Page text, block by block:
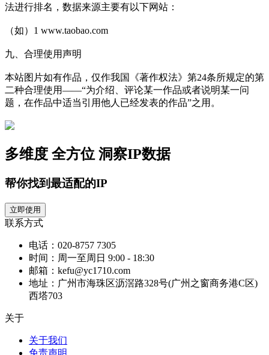
法进行排名，数据来源主要有以下网站：
（如）1 www.taobao.com
九、合理使用声明
本站图片如有作品，仅作我国《著作权法》第24条所规定的第
二种合理使用——“为介绍、评论某一作品或者说明某一问
题，在作品中适当引用他人已经发表的作品”之用。
多维度 全方位 洞察IP数据
帮你找到最适配的IP
立即使用
联系方式
电话：020-8757 7305
时间：周一至周日 9:00 - 18:30
邮箱：kefu@yc1710.com
地址：广州市海珠区沥滘路328号(广州之窗商务港C区)
西塔703
关于
关于我们
免责声明